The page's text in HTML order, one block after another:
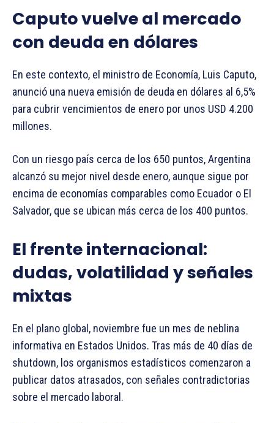
Caputo vuelve al mercado
con deuda en dólares
En este contexto, el ministro de Economía, Luis Caputo,
anunció una nueva emisión de deuda en dólares al 6,5%
para cubrir vencimientos de enero por unos USD 4.200
millones.
Con un riesgo país cerca de los 650 puntos, Argentina
alcanzó su mejor nivel desde enero, aunque sigue por
encima de economías comparables como Ecuador o El
Salvador, que se ubican más cerca de los 400 puntos.
El frente internacional:
dudas, volatilidad y señales
mixtas
En el plano global, noviembre fue un mes de neblina
informativa en Estados Unidos. Tras más de 40 días de
shutdown, los organismos estadísticos comenzaron a
publicar datos atrasados, con señales contradictorias
sobre el mercado laboral.